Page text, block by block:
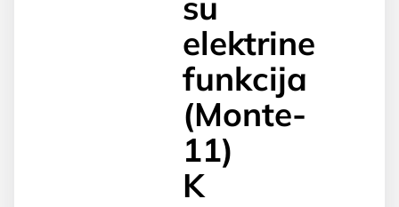
elektrine
funkcija
(Monte-
11)
K